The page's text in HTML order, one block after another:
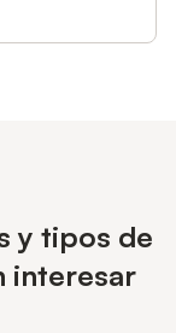
y tipos de
interesar